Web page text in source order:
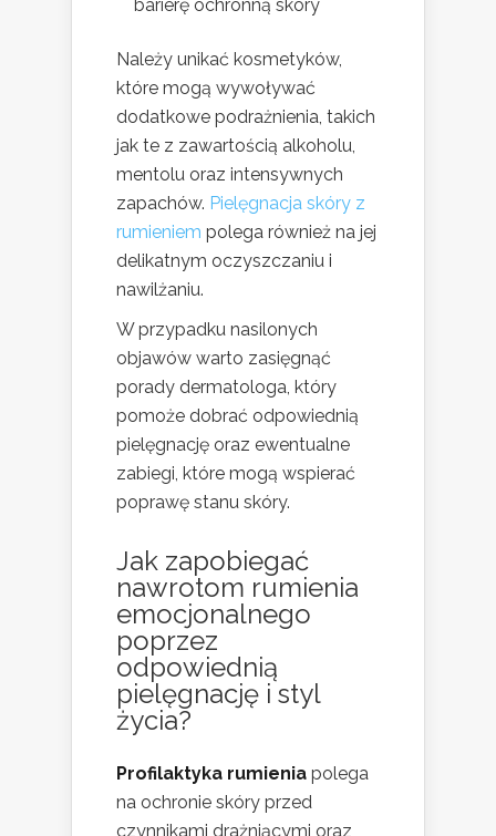
barierę ochronną skóry
Należy unikać kosmetyków,
które mogą wywoływać
dodatkowe podrażnienia, takich
jak te z zawartością alkoholu,
mentolu oraz intensywnych
zapachów. Pielęgnacja skóry z
rumieniem polega również na jej
delikatnym oczyszczaniu i
nawilżaniu.
W przypadku nasilonych
objawów warto zasięgnąć
porady dermatologa, który
pomoże dobrać odpowiednią
pielęgnację oraz ewentualne
zabiegi, które mogą wspierać
poprawę stanu skóry.
Jak zapobiegać
nawrotom rumienia
emocjonalnego
poprzez
odpowiednią
pielęgnację i styl
życia?
Profilaktyka rumienia polega
na ochronie skóry przed
czynnikami drażniącymi oraz